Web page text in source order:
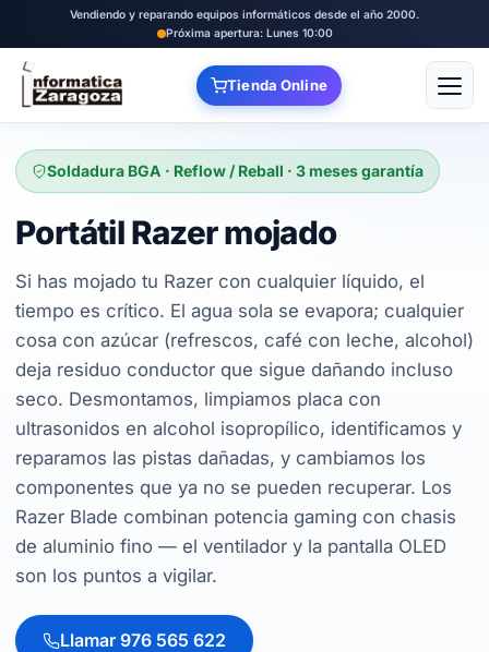
Vendiendo y reparando equipos informáticos desde el año 2000.
Próxima apertura: Lunes 10:00
Tienda Online Abrir
Soldadura BGA · Reflow / Reball · 3 meses garantía
Portátil Razer mojado
Si has mojado tu Razer con cualquier líquido, el
tiempo es crítico. El agua sola se evapora; cualquier
cosa con azúcar (refrescos, café con leche, alcohol)
deja residuo conductor que sigue dañando incluso
seco. Desmontamos, limpiamos placa con
ultrasonidos en alcohol isopropílico, identificamos y
reparamos las pistas dañadas, y cambiamos los
componentes que ya no se pueden recuperar. Los
Razer Blade combinan potencia gaming con chasis
de aluminio fino — el ventilador y la pantalla OLED
son los puntos a vigilar.
Llamar 976 565 622